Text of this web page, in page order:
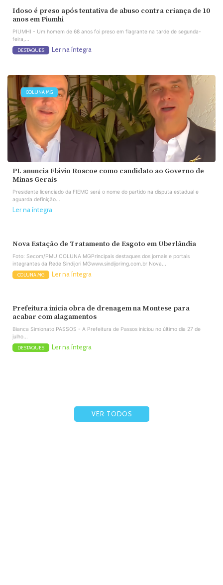
Idoso é preso após tentativa de abuso contra criança de 10
anos em Piumhi
PIUMHI - Um homem de 68 anos foi preso em flagrante na tarde de segunda-
feira,...
DESTAQUES Ler na íntegra
COLUNA MG
PL anuncia Flávio Roscoe como candidato ao Governo de
Minas Gerais
Presidente licenciado da FIEMG será o nome do partido na disputa estadual e
aguarda definição...
Ler na íntegra
Nova Estação de Tratamento de Esgoto em Uberlândia
Foto: Secom/PMU COLUNA MGPrincipais destaques dos jornais e portais
integrantes da Rede Sindijori MGwww.sindijorimg.com.br Nova...
COLUNA MG Ler na íntegra
Prefeitura inicia obra de drenagem na Montese para
acabar com alagamentos
Bianca Simionato PASSOS - A Prefeitura de Passos iniciou no último dia 27 de
julho...
DESTAQUES Ler na íntegra
VER TODOS